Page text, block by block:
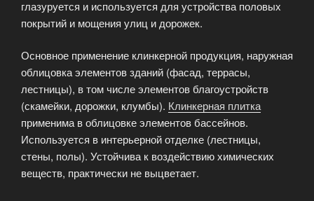
глазуруется и используется для устройства половых
покрытий и мощения улиц и дорожек.
Основное применение клинкерной продукция, наружная
облицовка элементов зданий (фасад, террасы,
лестницы), в том числе элементов благоустройств
(скамейки, дорожки, клумбы). Клинкерная плитка
применима в облицовке элементов бассейнов.
Используется в интерьерной отделке (лестницы,
стены, полы). Устойчива к воздействию химических
веществ, практически не выцветает.